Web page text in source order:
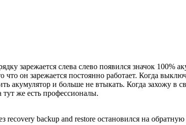
зарежается слева слево появился значок 100%
он зарежается постоянно работает. Когда
акумулятор и больше не втыкать. Когда захожу в
же есть профессионалы.
recovery backup and restore остановился на